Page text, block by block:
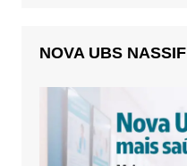
NOVA UBS NASSIF